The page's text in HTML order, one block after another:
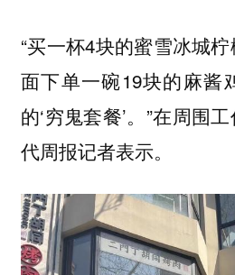
“买一杯4块的蜜雪冰城
面下单一碗19块的麻酱
的‘穷鬼套餐’。”在周围
代周报记者表示。